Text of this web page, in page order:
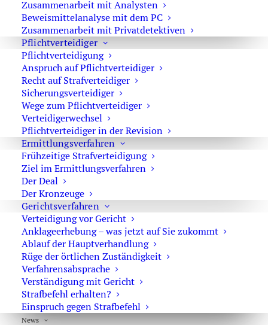
Zusammenarbeit mit Analysten
Beweismittelanalyse mit dem PC
Zusammenarbeit mit Privatdetektiven
Pflichtverteidiger
Pflichtverteidigung
Anspruch auf Pflichtverteidiger
Recht auf Strafverteidiger
Sicherungsverteidiger
Wege zum Pflichtverteidiger
Verteidigerwechsel
Pflichtverteidiger in der Revision
Ermittlungsverfahren
Frühzeitige Strafverteidigung
Ziel im Ermittlungsverfahren
Der Deal
Der Kronzeuge
Gerichtsverfahren
Verteidigung vor Gericht
Anklageerhebung – was jetzt auf Sie zukommt
Ablauf der Hauptverhandlung
Rüge der örtlichen Zuständigkeit
Verfahrensabsprache
Verständigung mit Gericht
Strafbefehl erhalten?
Einspruch gegen Strafbefehl
News
Manchmal gibts KO-Tropfen und
manchmal Gina-Lisa Lohfink
Sexualstrafrecht
23. Juni 2016
Wirklich sexueller Missbrauch?
Sexualstrafrecht
2. März 2016
Opfer einer Vergewaltigung nach KO
Tropfen
Skurriles Recht,Sexualstrafrecht
29. Februar 2016